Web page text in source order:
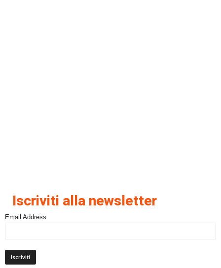
Iscriviti alla newsletter
Email Address